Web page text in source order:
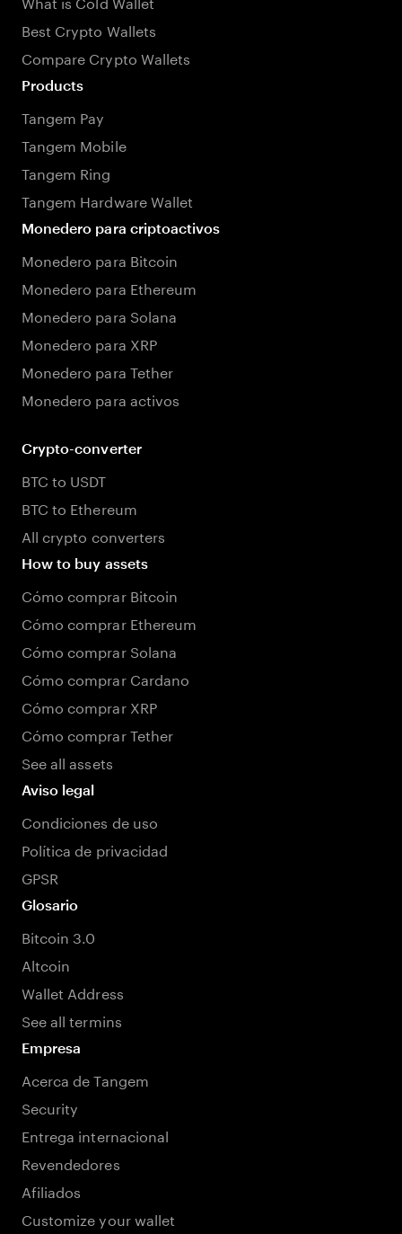
Best Crypto Wallets
Compare Crypto Wallets
Products
Tangem Pay
Tangem Mobile
Tangem Ring
Tangem Hardware Wallet
Monedero para criptoactivos
Monedero para Bitcoin
Monedero para Ethereum
Monedero para Solana
Monedero para XRP
Monedero para Tether
Monedero para activos
Crypto-converter
BTC to USDT
BTC to Ethereum
All crypto converters
How to buy assets
Cómo comprar Bitcoin
Cómo comprar Ethereum
Cómo comprar Solana
Cómo comprar Cardano
Cómo comprar XRP
Cómo comprar Tether
See all assets
Aviso legal
Condiciones de uso
Política de privacidad
GPSR
Glosario
Bitcoin 3.0
Altcoin
Wallet Address
See all termins
Empresa
Acerca de Tangem
Security
Entrega internacional
Revendedores
Afiliados
Customize your wallet